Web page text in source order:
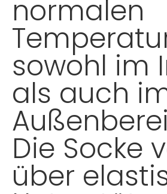
normalen
sowohl im
als auch
Die Socke
über